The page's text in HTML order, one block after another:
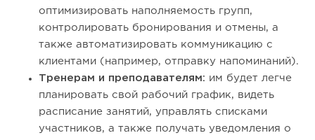
оптимизировать наполняемость групп,
контролировать бронирования и отмены, а
также автоматизировать коммуникацию с
клиентами (например, отправку напоминаний).
Тренерам и преподавателям: им будет легче
планировать свой рабочий график, видеть
расписание занятий, управлять списками
участников, а также получать уведомления о